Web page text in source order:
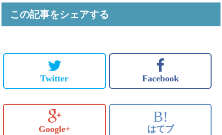
この記事をシェアする
Twitter Facebook
Google+
B!
はてブ